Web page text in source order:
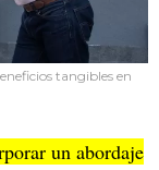
tangibles en
un abordaje